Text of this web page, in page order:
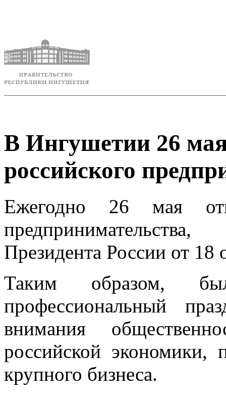
В Ингушетии 26
российского
Ежегодно 26 мая
Президента России от
Таким образом,
профессиональный
внимания
российской экономики,
крупного бизнеса.